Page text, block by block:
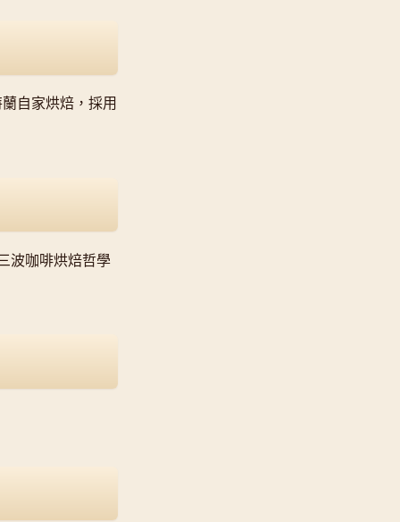
自家烘焙，採用
波咖啡烘焙哲學